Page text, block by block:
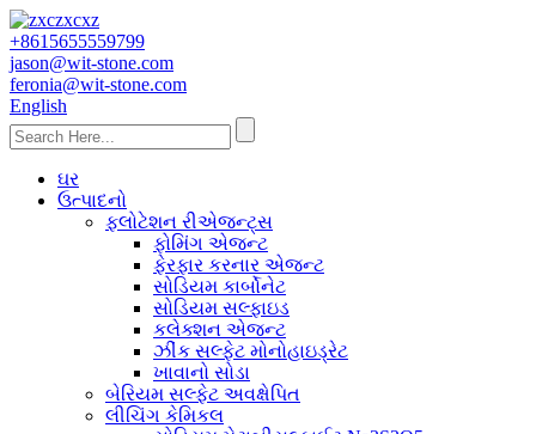
+8615655559799
jason@wit-stone.com
feronia@wit-stone.com
English
ઘર
ઉત્પાદનો
ફ્લોટેશન રીએજન્ટ્સ
ફોમિંગ એજન્ટ
ફેરફાર કરનાર એજન્ટ
સોડિયમ કાર્બોનેટ
સોડિયમ સલ્ફાઇડ
કલેક્શન એજન્ટ
ઝીંક સલ્ફેટ મોનોહાઇડ્રેટ
ખાવાનો સોડા
બેરિયમ સલ્ફેટ અવક્ષેપિત
લીચિંગ કેમિકલ